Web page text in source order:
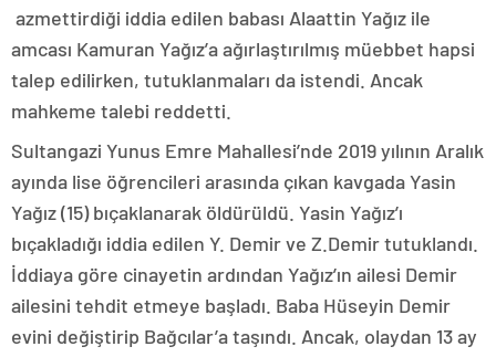
azmettirdiği iddia edilen babası Alaattin Yağız ile
amcası Kamuran Yağız’a ağırlaştırılmış müebbet hapsi
talep edilirken, tutuklanmaları da istendi. Ancak
mahkeme talebi reddetti.
Sultangazi Yunus Emre Mahallesi’nde 2019 yılının Aralık
ayında lise öğrencileri arasında çıkan kavgada Yasin
Yağız (15) bıçaklanarak öldürüldü. Yasin Yağız’ı
bıçakladığı iddia edilen Y. Demir ve Z.Demir tutuklandı.
İddiaya göre cinayetin ardından Yağız’ın ailesi Demir
ailesini tehdit etmeye başladı. Baba Hüseyin Demir
evini değiştirip Bağcılar’a taşındı. Ancak, olaydan 13 ay